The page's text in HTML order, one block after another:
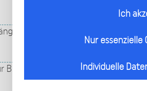
regulär
Beinverlängerungspatienten
Ich
Nur essenzielle
Individuelle